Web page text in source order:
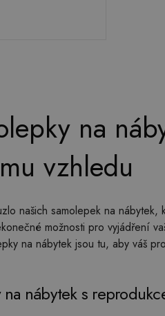
na
vzhledu
našich samolepek na nábytek,
možnosti pro vyjádření
na nábytek jsou tu, aby váš
nábytek s